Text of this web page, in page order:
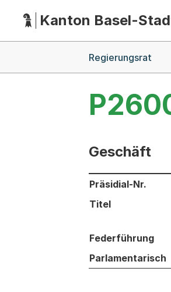
HauptnavigationKanton Basel-
Regierungsrat
Geschäft
Informationen
Präsidial-Nr.
Titel
Federführung
Parlamentarisch